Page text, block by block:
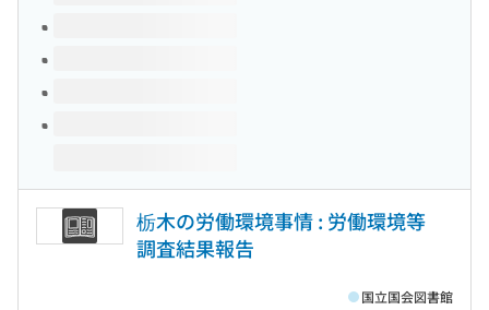
栃木の労働環境事情 : 労働環境等
調査結果報告
国立国会図書館